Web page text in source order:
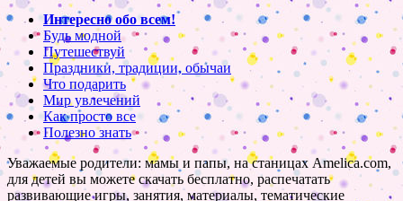
Интересно обо всем!
Будь модной
Путешествуй
Праздники, традиции, обычаи
Что подарить
Мир увлечений
Как просто все
Полезно знать
Уважаемые родители: мамы и папы, на станицах Amelica.com,
для детей вы можете скачать бесплатно, распечатать
развивающие игры, занятия, материалы, тематические